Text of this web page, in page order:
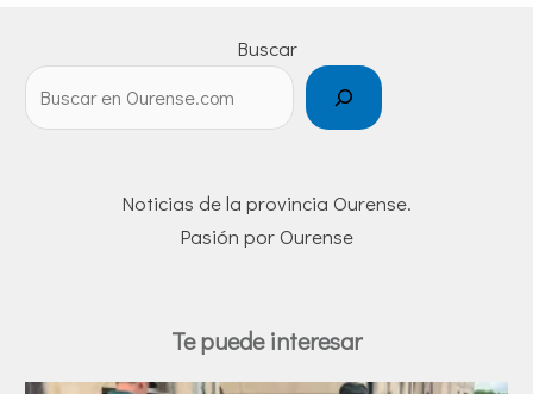
Buscar
Noticias de la provincia Ourense.
Pasión por Ourense
Te puede interesar